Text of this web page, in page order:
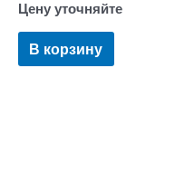
Цену уточняйте
В корзину